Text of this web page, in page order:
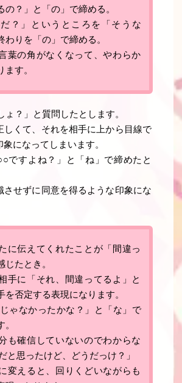
の？」と「 の」で締める。
だ？」というところを「 そうな
わりを「 の」で締める。
葉の角がなくなって、やわらか
ます。
ょ？」と質問したとします。
しくて、それを相手に上から目線で
象になってしまいます。
ですよね ？」と「ね 」で締めたと
させずに同意を得るような印象にな
に伝えてくれたことが「間違っ
じたとき。
手に「それ、間違ってるよ」と
を否定する表現になります。
じゃなかったかな ？」と「 な 」で
も確信していないのでわからな
と思ったけど、どうだっけ？」
変えると、回りくどいながらも